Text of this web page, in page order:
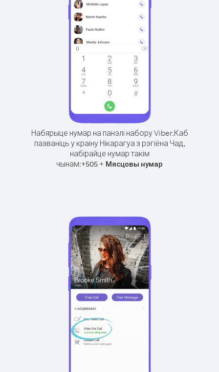
Набярыце нумар на панэлі набору Viber.Каб
пазваніць у краіну Нікарагуа з рэгіёна Чад,
набірайце нумар такім
чынам:+505 + Мясцовы нумар